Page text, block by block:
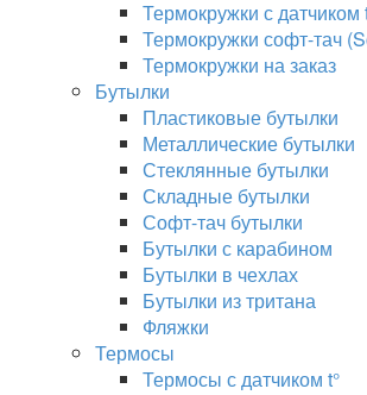
Термокружки с датчиком
Термокружки софт-тач
Термокружки на заказ
Бутылки
Пластиковые бутылки
Металлические бутылки
Стеклянные бутылки
Складные бутылки
Софт-тач бутылки
Бутылки с карабином
Бутылки в чехлах
Бутылки из тритана
Фляжки
Термосы
Термосы с датчиком t°